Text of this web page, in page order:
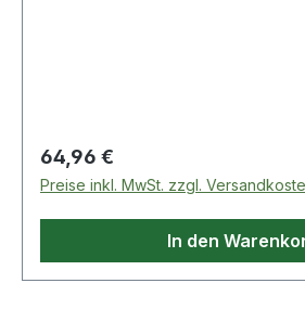
Regulärer Preis:
64,96 €
Preise inkl. MwSt. zzgl.
In den